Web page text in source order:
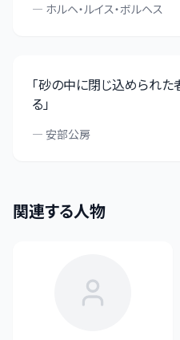
— ホルヘ・ルイス・ボルヘス
「砂の中に閉じ込められた
る」
— 安部公房
関連する人物